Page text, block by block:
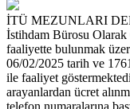
İTÜ MEZUNLARI
İstihdam Bürosu Olarak
faaliyette bulunmak
06/02/2025 tarih ve
ile faaliyet
arayanlardan ücret
telefon numaralarına